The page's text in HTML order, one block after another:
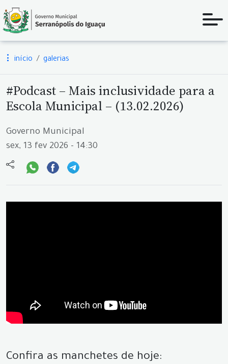
início galerias
#Podcast – Mais inclusividade para a
Escola Municipal – (13.02.2026)
Governo Municipal
sex, 13 fev 2026 - 14:30
Confira as manchetes de hoje: